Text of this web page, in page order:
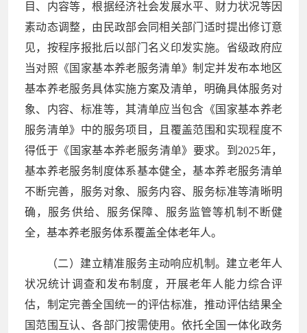
目、内容等，根据经济社会发展水平、财力状况等因
素动态调整，由民政部会同相关部门适时提出修订意
见，按程序报批后以部门名义印发实施。省级政府应
当对照《国家基本养老服务清单》制定并发布本地区
基本养老服务具体实施方案及清单，明确具体服务对
象、内容、标准等，其清单应当包含《国家基本养老
服务清单》中的服务项目，且覆盖范围和实现程度不
得低于《国家基本养老服务清单》要求。到2025年，
基本养老服务制度体系基本健全，基本养老服务清单
不断完善，服务对象、服务内容、服务标准等清晰明
确，服务供给、服务保障、服务监管等机制不断健
全，基本养老服务体系覆盖全体老年人。
（二）建立精准服务主动响应机制。建立老年人
状况统计调查和发布制度，开展老年人能力综合评
估，制定完善全国统一的评估标准，推动评估结果全
国范围互认、各部门按需使用。依托全国一体化政务